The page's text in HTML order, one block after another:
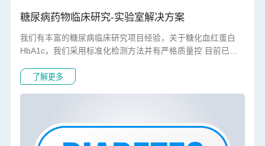
糖尿病药物临床研究-实验室解决方案
我们有丰富的糖尿病临床研究项目经验，关于糖化血红蛋白
HbA1c，我们采用标准化检测方法并有严格质量控 目前已经
重视的新型降糖药：钠-葡萄糖共转运蛋白2抑制剂
安全性等多维度指标的支持。
了解更多